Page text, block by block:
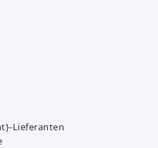
Lieferanten